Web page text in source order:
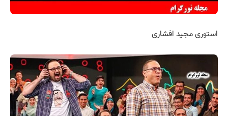
استوری مجید افشاری